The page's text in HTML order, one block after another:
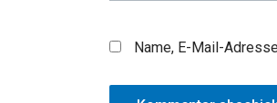
Name, E-Mail-